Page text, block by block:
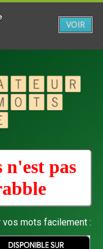
pas
mots facilement :
VOIR